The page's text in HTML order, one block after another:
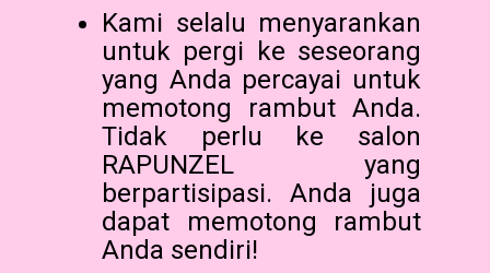
Kami selalu menyarankan
untuk pergi ke seseorang
yang Anda percayai untuk
memotong rambut Anda.
Tidak perlu ke salon
RAPUNZEL yang
berpartisipasi. Anda juga
dapat memotong rambut
Anda sendiri!